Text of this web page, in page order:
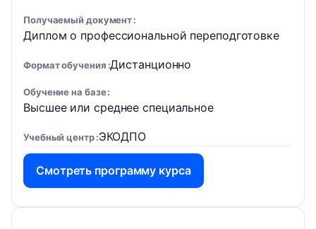
Получаемый документ
Диплом о профессиональной переподготовке
Формат обучения Дистанционно
Обучение на базе
Высшее или среднее специальное
Учебный центр ЭКОДПО
Смотреть программу курса